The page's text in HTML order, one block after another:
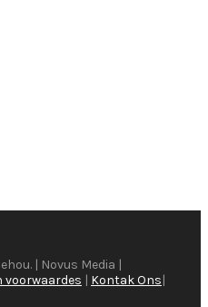
| Novus Media |
voorwaardes | Kontak Ons|